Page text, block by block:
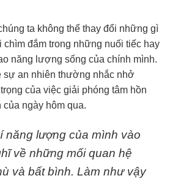
ta không thể thay đổi những gì
chìm đắm trong những nuối tiếc hay
năng lượng sống của chính mình.
sự an nhiên thường nhắc nhở
của việc giải phóng tâm hồn
ngày hôm qua.
năng lượng của mình vào
về những mối quan hệ
và bất bình. Làm như vậy